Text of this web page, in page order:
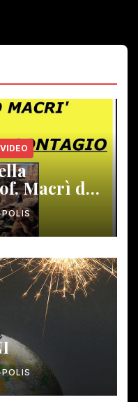
VIDEO
Macrì del